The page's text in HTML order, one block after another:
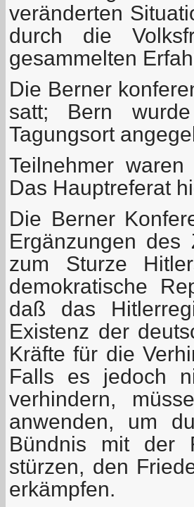
veränderten
durch die
gesammelten
Die Berner
satt; Bern
Tagungsort
Teilnehmer
Das Hauptreferat
Die Berner
Ergänzungen
zum Sturze
demokratische
daß das
Existenz der
Kräfte für die
Falls es jedoch
verhindern,
anwenden, um
Bündnis mit der
stürzen, den
erkämpfen.